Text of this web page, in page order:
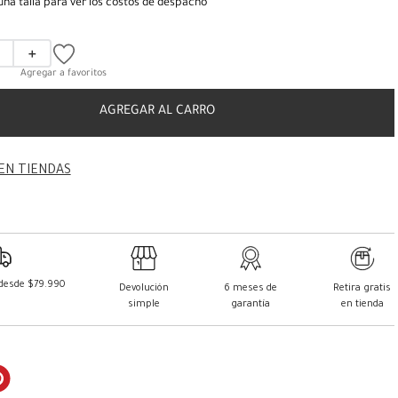
talla para ver los costos de despacho
＋
AGREGAR AL CARRO
TIENDAS
$79.990
Devolución
simple
6 meses de
garantía
Retira gratis
en tienda